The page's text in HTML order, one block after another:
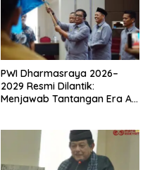
PWI Dharmasraya 2026–
2029 Resmi Dilantik:
Menjawab Tantangan Era AI